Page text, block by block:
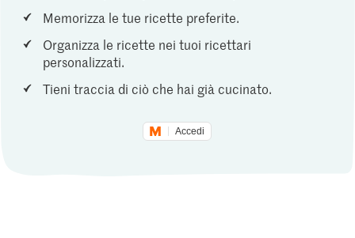
Memorizza le tue ricette preferite.
Organizza le ricette nei tuoi ricettari
personalizzati.
Tieni traccia di ciò che hai già cucinato.
Accedi